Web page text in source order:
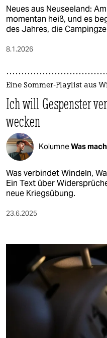
Neues aus Neuseeland:
momentan heiß, und es
des Jahres, die
8.1.2026
Eine Sommer-Playlist aus
Ich will Gespenster
wecken
KolumneWas
Was verbindet Windeln,
Ein Text über
neue Kriegsübung.
23.6.2025